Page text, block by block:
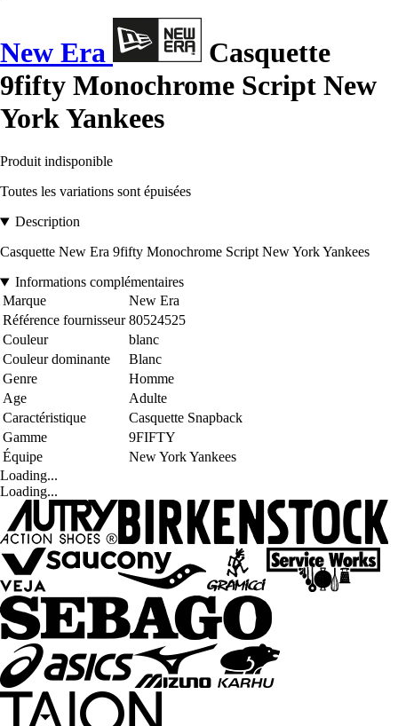
New Era
Casquette
9fifty Monochrome Script New
York Yankees
Produit indisponible
Toutes les variations sont épuisées
Description
Casquette New Era 9fifty Monochrome Script New York Yankees
Informations complémentaires
Marque
New Era
Référence fournisseur 80524525
Couleur
blanc
Couleur dominante
Blanc
Genre
Homme
Age
Adulte
Caractéristique
Casquette Snapback
Gamme
9FIFTY
Équipe
New York Yankees
Loading...
Loading...